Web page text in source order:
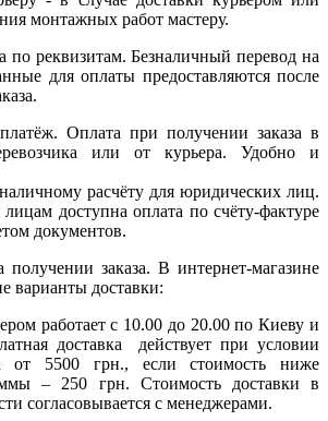
монтажных работ мастеру.
по реквизитам. Безналичный перевод на
для оплаты предоставляются после
Оплата при получении заказа в
или от курьера. Удобно и
расчёту для юридических лиц.
доступна оплата по счёту-фактуре
документов.
получении заказа. В интернет-магазине
варианты доставки:
работает с 10.00 до 20.00 по Киеву и
доставка действует при условии
от 5500 грн., если стоимость ниже
– 250 грн. Стоимость доставки в
согласовывается с менеджерами.